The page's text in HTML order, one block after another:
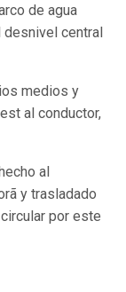
de agua
desnivel central
medios y
al conductor,
al
y trasladado
por este